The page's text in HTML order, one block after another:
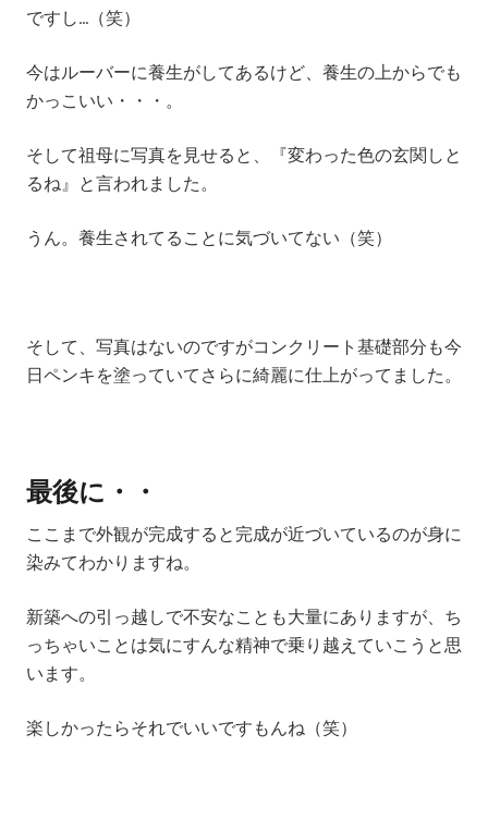
ですし…（笑）
今はルーバーに養生がしてあるけど、養生の上からでも
かっこいい・・・。
そして祖母に写真を見せると、『変わった色の玄関しと
るね』と言われました。
うん。養生されてることに気づいてない（笑）
そして、写真はないのですがコンクリート基礎部分も今
日ペンキを塗っていてさらに綺麗に仕上がってました。
最後に・・
ここまで外観が完成すると完成が近づいているのが身に
染みてわかりますね。
新築への引っ越しで不安なことも大量にありますが、ち
っちゃいことは気にすんな精神で乗り越えていこうと思
います。
楽しかったらそれでいいですもんね（笑）